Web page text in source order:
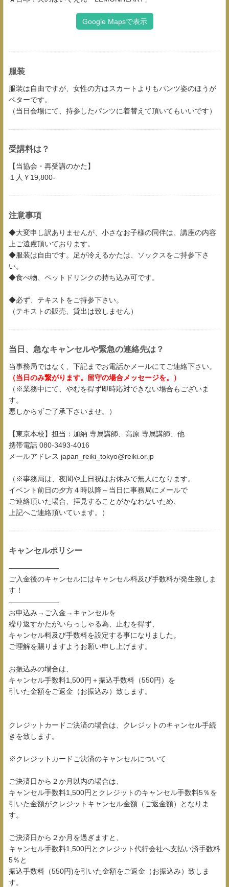
Google Mapsで表示
服装
服装は自由ですが、女性の方はスカートよりもパンツ姿のほうが
ベターです。
（当日会場にて、持参したパンツに着替えて頂いてもいいです）
受講料は？
【当協会・再受講のかた】
１人￥19,800-
注意事項
◆大変申し訳ありませんが、小さなお子様の同伴は、講座の内容
上ご遠慮頂いております。
◆服装は自由です。足が冷えるかたは、ソックスをご持参下さ
い。
◆食べ物、ペットドリンクの持ち込み可です。
◆必ず、テキストをご持参下さい。
（テキストの販売、貸出は致しません）
当日、急なキャンセルや緊急の連絡先は？
当事務局ではなく、下記までお電話かメールにてご連絡下さい。
（当日のみ繋がります。留守の場合メッセージを。）
（※業務中にて、やむを得ず即時応対できない場合もございま
す。
悪しからずご了承下さいませ。）
【東京本校】担当：加納 専属講師、高原 専属講師、他
携帯電話 080-3493-4016
メールアドレス japan_reiki_tokyo@reiki.or.jp
（※事務局は、夜間や土日祝はお休みで無人になります。
イベント前日の夕方４時以降～当日に事務局にメールで
ご連絡頂いた場合、拝見することがかなわないため、
上記へご連絡頂いています。）
キャンセルポリシー
―――――――
ご入金後のキャンセルにはキャンセル料及び手数料が発生致しま
す！
―――――――
お申込み→ご入金→キャンセルを
繰り返すかたがいらっしゃる為、止むを得ず、
キャンセル料及び手数料を設定する事になりました。
ご理解を賜りますようお願い申し上げます。
お振込みの場合は、
キャンセル手数料1,500円＋振込手数料（550円）を
引いた金額をご返金（お振込み）致します。
クレジットカードご決済の場合は、クレジットのキャンセル手続
きを致します。
※クレジットカードご決済のキャンセルについて
ご決済日から２か月以内の場合は、
キャンセル手数料1,500円とクレジットのキャンセル手数料5％を
引いた金額がクレジットキャンセル金額（ご返金額）となりま
す。
ご決済日から２か月を過ぎますと、
キャンセル手数料1,500円とクレジット代行会社へ支払い済手数料
5％と
振込手数料（550円)を引いた金額をご返金（お振込み）致しま
す。